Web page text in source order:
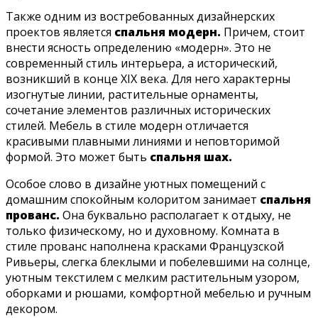
Также одним из востребованных дизайнерских
проектов является спальня модерн. Причем, стоит
внести ясность определению «модерн». Это не
современный стиль интерьера, а исторический,
возникший в конце XIX века. Для него характерны
изогнутые линии, растительные орнаменты,
сочетание элементов различных исторических
стилей. Мебель в стиле модерн отличается
красивыми плавными линиями и неповторимой
формой. Это может быть спальня шах.
Особое слово в дизайне уютных помещений с
домашним спокойным колоритом занимает спальня
прованс. Она буквально располагает к отдыху, не
только физическому, но и духовному. Комната в
стиле прованс наполнена красками Французской
Ривьеры, слегка блеклыми и побелевшими на солнце,
уютным текстилем с мелким растительным узором,
оборками и рюшами, комфортной мебелью и ручным
декором.